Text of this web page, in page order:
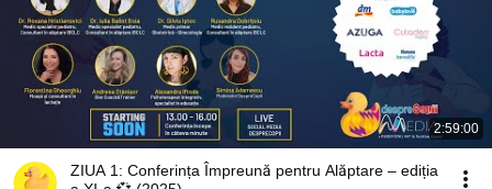
2:59:00
ZIUA 1: Conferința Împreună pentru Alăptare – ediția